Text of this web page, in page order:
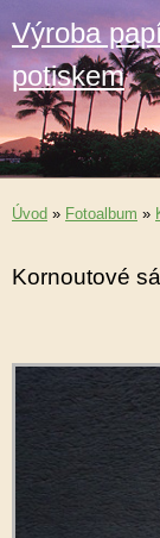
Výroba
potiskem
Úvod » Fotoalbum »
Kornoutové